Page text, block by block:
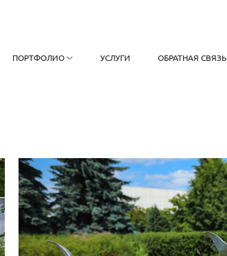
ПОРТФОЛИО УСЛУГИ ОБРАТНАЯ СВЯЗЬ